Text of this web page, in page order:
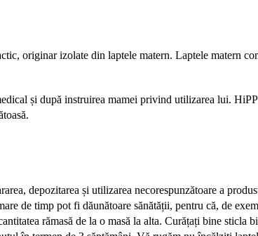
originar izolate din laptele matern. Laptele matern
și după instruirea mamei privind utilizarea lui.
depozitarea și utilizarea necorespunzătoare a
de timp pot fi dăunătoare sănătății, pentru că, de
rămasă de la o masă la alta. Curățați bine